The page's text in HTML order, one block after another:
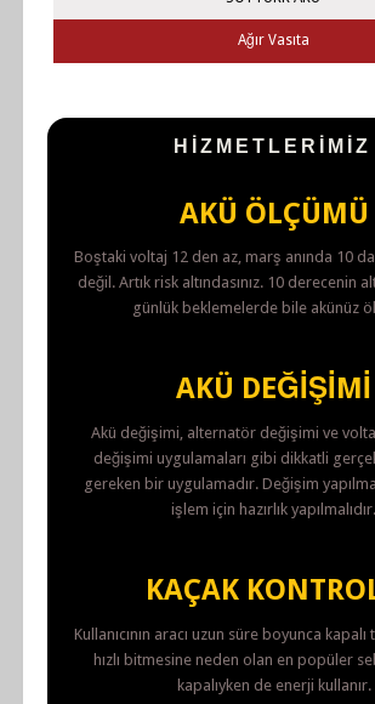
Ağır Vasıta
HIZMETLERIMIZ
AKÜ ÖLÇÜMÜ
Boştaki voltaj 12 den az, marş anında 10
değil. Artık risk altındasınız. 10 derecenin
günlük beklemelerde bile akünüz
AKÜ DEĞIŞIMI
Akü değişimi, alternatör değişimi ve
değişimi uygulamaları gibi dikkatli
gereken bir uygulamadır. Değişim
işlem için hazırlık yapılmalıdır.
KAÇAK
Kullanıcının aracı uzun süre boyunca kapalı
hızlı bitmesine neden olan en popüler
kapalıyken de enerji kullanır.